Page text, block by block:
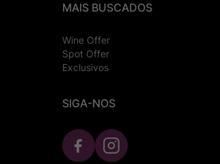
MAIS BUSCADOS
Wine Offer
Spot Offer
Exclusivos
SIGA-NOS